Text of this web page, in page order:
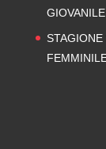
GIOVANILE